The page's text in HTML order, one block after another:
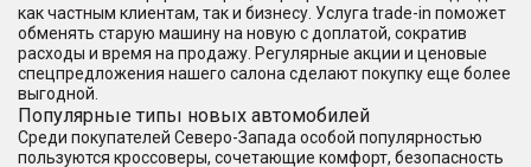
как частным клиентам, так и бизнесу. Услуга trade-in поможет
обменять старую машину на новую с доплатой, сократив
расходы и время на продажу. Регулярные акции и ценовые
спецпредложения нашего салона сделают покупку еще более
выгодной.
Популярные типы новых автомобилей
Среди покупателей Северо-Запада особой популярностью
пользуются кроссоверы, сочетающие комфорт, безопасность